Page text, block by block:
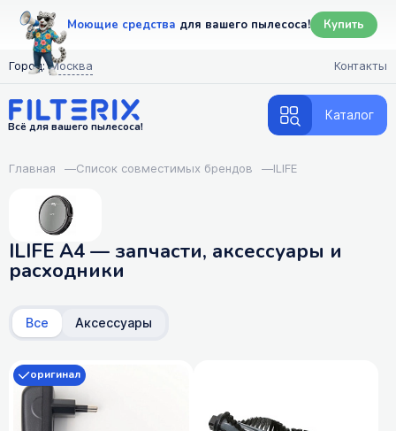
Моющие средства для вашего пылесоса! Купить
Город: Москва Контакты
Всё для вашего пылесоса!
Каталог
Главная —Список совместимых брендов —ILIFE
ILIFE A4 — запчасти, аксессуары и
расходники
Все Аксессуары
оригинал